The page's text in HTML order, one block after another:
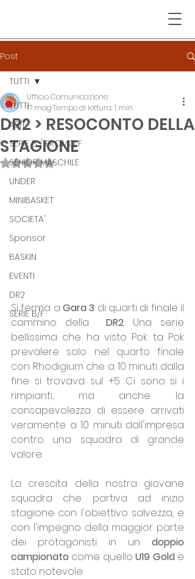
Post
TUTTI
A2/F
SERIE B / PROMO F
SENIOR MASCHILE
UNDER
MINIBASKET
SOCIETA'
Sponsor
BASKIN
EVENTI
DR2
SERIE B/F
TUTTI
DR2 > RESOCONTO DELLA
STAGIONE
Ufficio Comunicazione
17 magTempo di lettura: 1 min
Valutazione NaN stelle su 5.
Si ferma a Gara 3 di quarti di finale il
cammino della DR2. Una serie
bellissima che ha visto Pok ta Pok
prevalere solo nel quarto finale
con Rhodigium che a 10 minuti dalla
fine si trovava sul +5. Ci sono si i
rimpianti, ma anche la
consapevolezza di essere arrivati
veramente a 10 minuti dall'impresa
contro una squadra di grande
valore.
La crescita della nostra giovane
squadra che partiva ad inizio
stagione con l'obiettivo salvezza, e
con l'impegno della maggior parte
dei protagonisti in un doppio
campionato come quello U19 Gold è
stato notevole: